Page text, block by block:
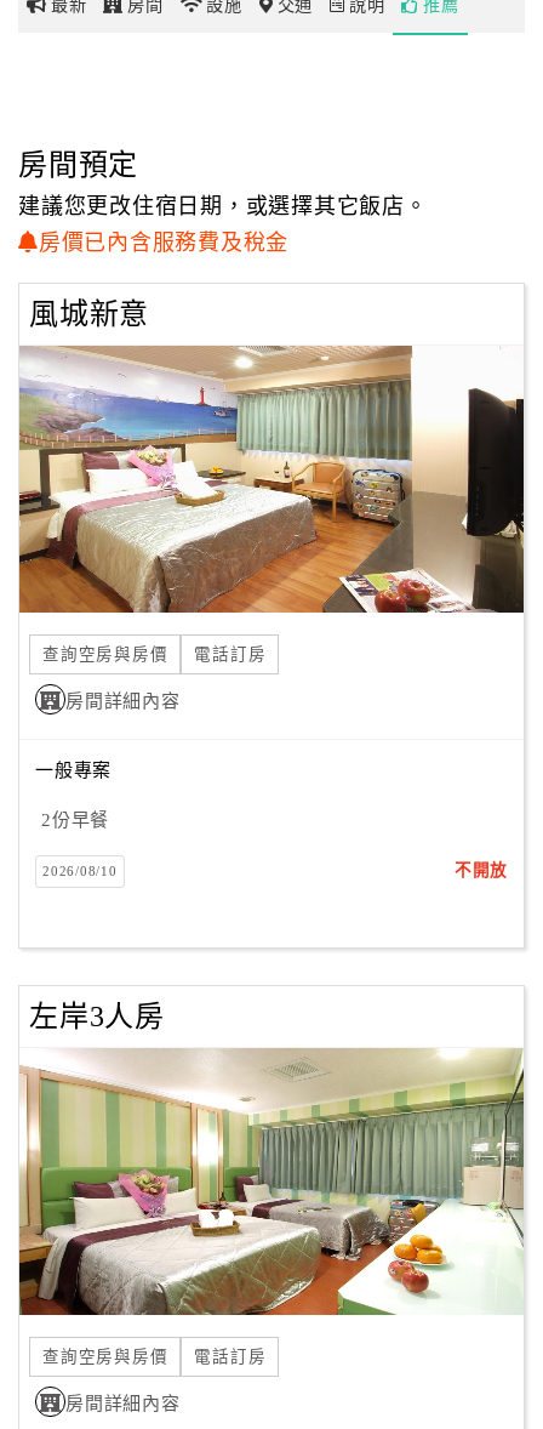
玩
地
圖
顧
務
顧
客
滿
意
度
訂
單
管
理
員
戶
客
服
聯
單
Line
線
客
服
紅
利
查
且通過消防安檢合格讓您可以安心住宿，滿足您洽公及處理
最新 房間 設施 交通 說明 推薦
房間預定
建議您更改住宿日期，或選擇其它飯店。
房價已內含服務費及稅金
風城新意
查詢空房與房價 電話訂房
房間詳細內容
一般專案
2份早餐
2026/08/10 不開放
左岸3人房
查詢空房與房價 電話訂房
房間詳細內容